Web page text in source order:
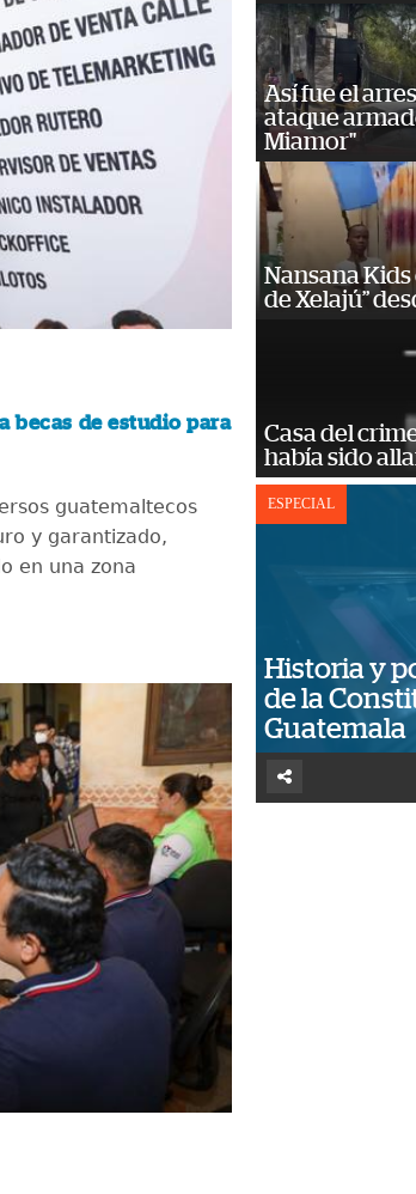
becas de estudio para
guatemaltecos
y garantizado,
en una zona
Así fue el
ataque
Miamor"
Nansana
de Xelajú”
Casa del
había sido
ESPECIAL
Historia y
de la
Guatemala